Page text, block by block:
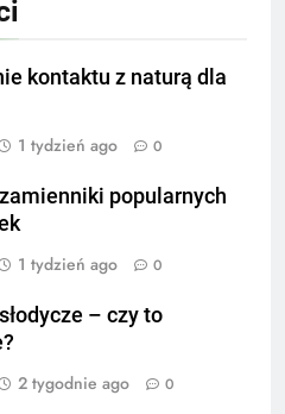
kontaktu z naturą dla
1 tydzień ago 0
popularnych
1 tydzień ago 0
– czy to
2 tygodnie ago 0